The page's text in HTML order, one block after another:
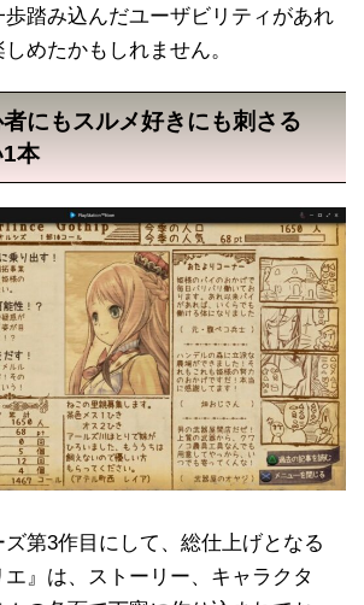
歩踏み込んだユーザビリティがあれ
めたかもしれません。
にもスルメ好きにも刺さる
本
第3作目にして、総仕上げとなる
エ』は、ストーリー、キャラクタ